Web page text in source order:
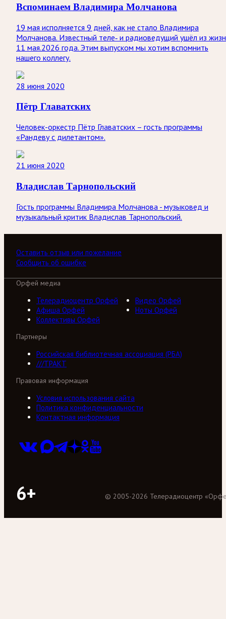
Вспоминаем Владимира Молчанова
19 мая исполняется 9 дней, как не стало Владимира
Молчанова. Известный теле‑ и радиоведущий ушёл из
11 мая.2026 года. Этим выпуском мы хотим вспомнить
нашего коллегу.
28 июня 2020
Пётр Главатских
Человек-оркестр Пётр Главатских – гость программы
«Рандеву с дилетантом».
21 июня 2020
Владислав Тарнопольский
Гость программы Владимира Молчанова - музыковед и
музыкальный критик Владислав Тарнопольский.
Оставить отзыв или пожелание
Сообщить об ошибке
Орфей медиа
Телерадиоцентр Орфей
Видео Орфей
Афиша Орфей
Ноты Орфей
Коллективы Орфей
Партнеры
Российская библиотечная ассоциация (РБА)
///ТРАКТ
Правовая информация
Условия использования сайта
Политика конфиденциальности
Контактная информация
6+ © 2005-2026 Телерадиоцентр